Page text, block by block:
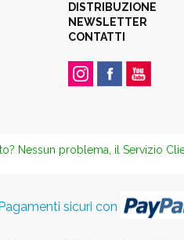
DISTRIBUZIONE
NEWSLETTER
CONTATTI
Nessun problema, il Servizio
sicuri con